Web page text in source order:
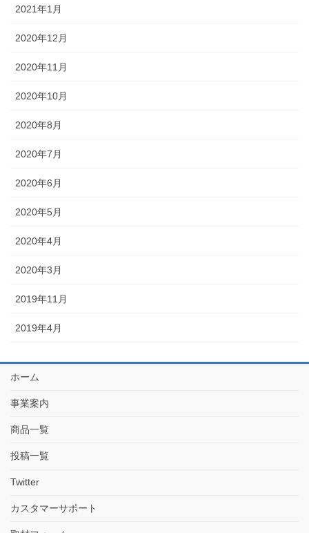
2021年1月
2020年12月
2020年11月
2020年10月
2020年8月
2020年7月
2020年6月
2020年5月
2020年4月
2020年3月
2019年11月
2019年4月
ホーム
事業案内
商品一覧
投稿一覧
Twitter
カスタマーサポート